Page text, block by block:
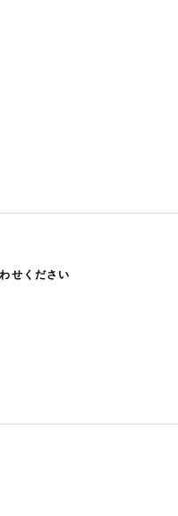
せください